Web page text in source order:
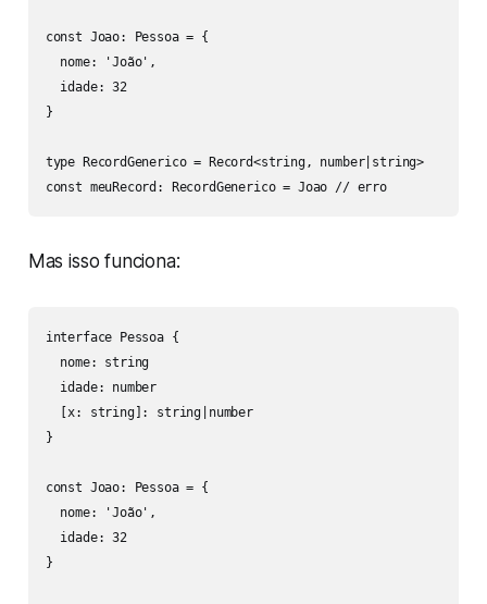
const Joao: Pessoa = {
  nome: 'João',
  idade: 32
}
type RecordGenerico = Record<string, number|string>
const meuRecord: RecordGenerico = Joao // erro
Mas isso funciona:
interface Pessoa {
  nome: string
  idade: number
  [x: string]: string|number
}
const Joao: Pessoa = {
  nome: 'João',
  idade: 32
}